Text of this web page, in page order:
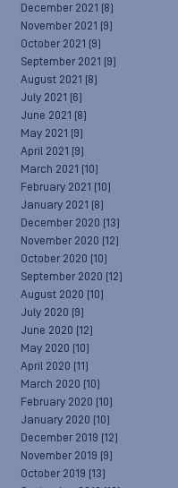
December 2021 (8)
November 2021 (9)
October 2021 (9)
September 2021 (9)
August 2021 (8)
July 2021 (6)
June 2021 (8)
May 2021 (9)
April 2021 (9)
March 2021 (10)
February 2021 (10)
January 2021 (8)
December 2020 (13)
November 2020 (12)
October 2020 (10)
September 2020 (12)
August 2020 (10)
July 2020 (9)
June 2020 (12)
May 2020 (10)
April 2020 (11)
March 2020 (10)
February 2020 (10)
January 2020 (10)
December 2019 (12)
November 2019 (9)
October 2019 (13)